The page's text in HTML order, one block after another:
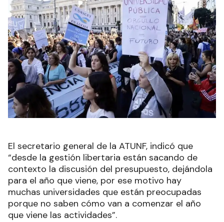
El secretario general de la ATUNF, indicó que
“desde la gestión libertaria están sacando de
contexto la discusión del presupuesto, dejándola
para el año que viene, por ese motivo hay
muchas universidades que están preocupadas
porque no saben cómo van a comenzar el año
que viene las actividades”.